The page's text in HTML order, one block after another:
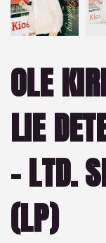
OLE
LIE
– LTD.
(LP)